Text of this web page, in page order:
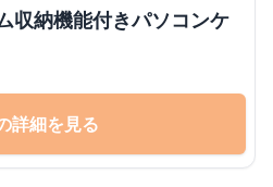
収納機能付きパソコンケ
詳細を見る